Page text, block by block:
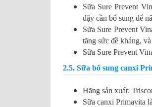
Sữa Sure Prevent
dậy cần bổ sung để
Sữa Sure Prevent
tăng sức đề kháng,
Sữa Sure Prevent
2.5. Sữa bổ sung canxi
Hãng sản xuất:
Sữa canxi Primavita